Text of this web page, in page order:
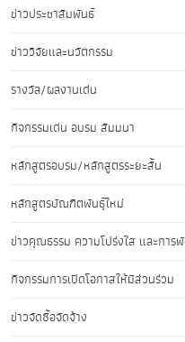
ข่าวประชาสัมพันธ์
ข่าววิจัยและนวัตกรรม
รางวัล/ผลงานเด่น
กิจกรรมเด่น อบรม สัมมนา
หลักสูตรอบรม/หลักสูตรระยะสั้น
หลักสูตรบัณฑิตพันธุ์ใหม่
ข่าวคุณธรรม ความโปร่งใส และการ
กิจกรรมการเปิดโอกาสให้มีส่วนร่วม
ข่าวจัดซื้อจัดจ้าง